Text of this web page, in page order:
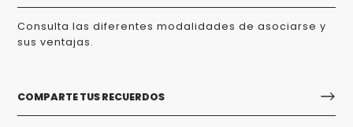
Consulta las diferentes modalidades de asociarse y
sus ventajas.
COMPARTE TUS RECUERDOS